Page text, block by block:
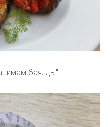
"имам баялды"